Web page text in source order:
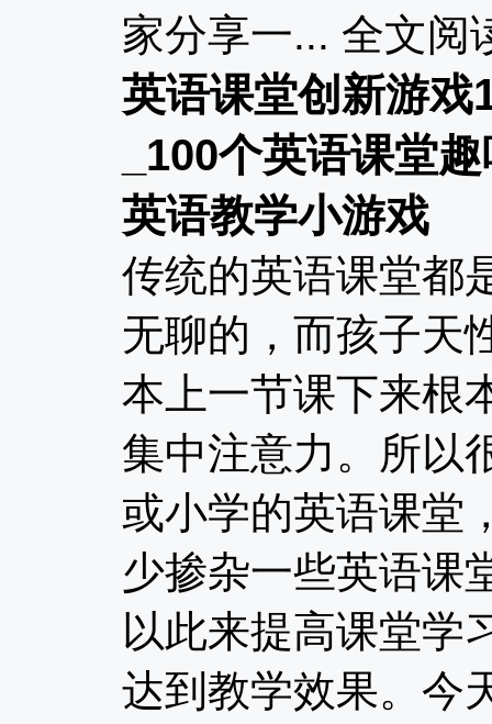
家分享一... 全文阅
英语课堂创新游戏
_100个英语课堂
英语教学小游戏
传统的英语课堂都
无聊的，而孩子天
本上一节课下来根
集中注意力。所以
或小学的英语课堂
少掺杂一些英语课
以此来提高课堂学
达到教学效果。今